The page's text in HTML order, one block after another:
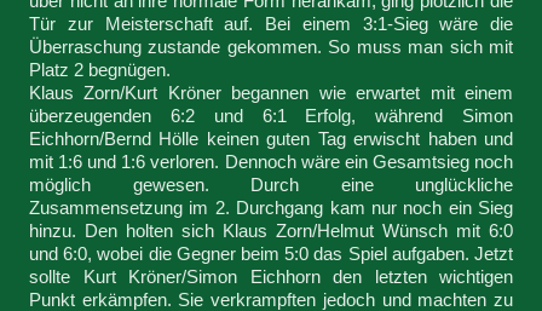
Tür zur Meisterschaft auf. Bei einem 3:1-Sieg wäre die
Überraschung zustande gekommen. So muss man sich mit
Platz 2 begnügen.
Klaus Zorn/Kurt Kröner begannen wie erwartet mit einem
überzeugenden 6:2 und 6:1 Erfolg, während Simon
Eichhorn/Bernd Hölle keinen guten Tag erwischt haben und
mit 1:6 und 1:6 verloren. Dennoch wäre ein Gesamtsieg noch
möglich gewesen. Durch eine unglückliche
Zusammensetzung im 2. Durchgang kam nur noch ein Sieg
hinzu. Den holten sich Klaus Zorn/Helmut Wünsch mit 6:0
und 6:0, wobei die Gegner beim 5:0 das Spiel aufgaben. Jetzt
sollte Kurt Kröner/Simon Eichhorn den letzten wichtigen
Punkt erkämpfen. Sie verkrampften jedoch und machten zu